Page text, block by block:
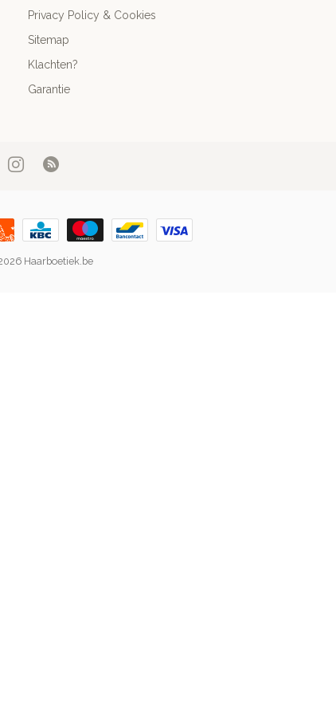
Privacy Policy & Cookies
Sitemap
Klachten?
Garantie
Haarboetiek.be